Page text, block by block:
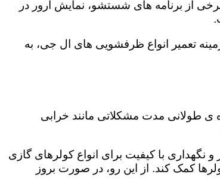
از برنامه های شستشو، نمایش ارور در
تعمیر انواع ظرفشویی های ال جی، به
ی طولانی مدت مشکلاتی مانند خرابی
نگهداری با کیفیت برای انواع کولرهای گازی
کمک کند. از این رو، در صورت بروز